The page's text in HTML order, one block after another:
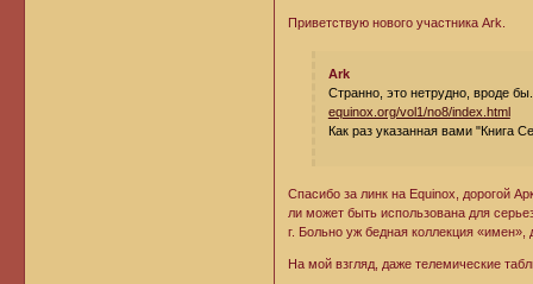
Приветствую нового участника Ark.
Ark
Странно, это нетрудно, вроде
equinox.org/vol1/no8/index.html
Как раз указанная вами "Книга
Спасибо за линк на Equinox, дорогой
ли может быть использована для
г. Больно уж бедная коллекция
На мой взгляд, даже телемические